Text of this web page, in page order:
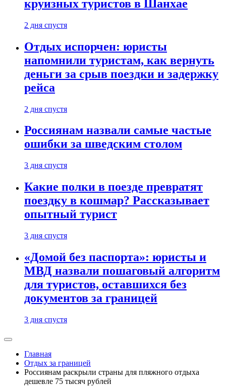
круизных туристов в Шанхае
2 дня спустя
Отдых испорчен: юристы
напомнили туристам, как вернуть
деньги за срыв поездки и задержку
рейса
2 дня спустя
Россиянам назвали самые частые
ошибки за шведским столом
3 дня спустя
Какие полки в поезде превратят
поездку в кошмар? Рассказывает
опытный турист
3 дня спустя
«Домой без паспорта»: юристы и
МВД назвали пошаговый алгоритм
для туристов, оставшихся без
документов за границей
3 дня спустя
Главная
Отдых за границей
Россиянам раскрыли страны для пляжного отдыха
дешевле 75 тысяч рублей